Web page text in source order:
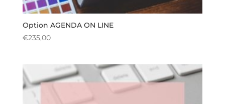
Option AGENDA ON LINE
€235,00